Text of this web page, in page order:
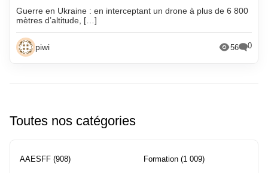
Guerre en Ukraine : en interceptant un drone à plus de 6 800
mètres d’altitude, […]
piwi 56 0
Toutes nos catégories
AAESFF (908) Formation (1 009)